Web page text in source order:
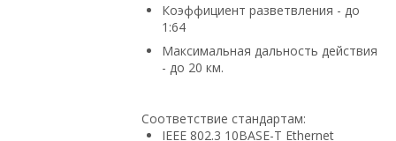
Коэффициент разветвления - до
1:64
Максимальная дальность действия
- до 20 км.
Соответствие стандартам:
IEEE 802.3 10BASE-T Ethernet